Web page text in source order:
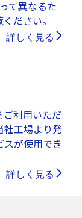
て異なるた
ださい。
詳しく見る
ご利用いただ
社工場より発
が使用でき
詳しく見る